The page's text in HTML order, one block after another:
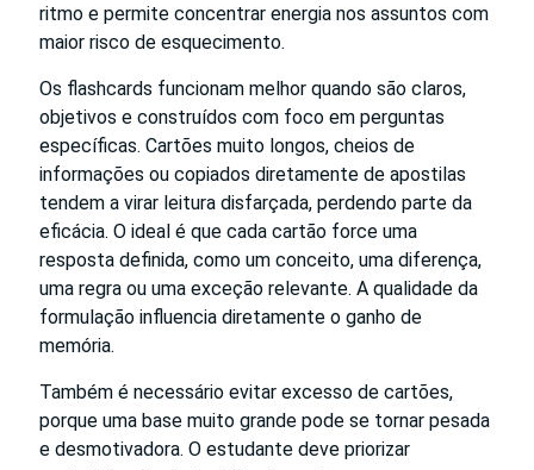
ritmo e permite concentrar energia nos assuntos com
maior risco de esquecimento.
Os flashcards funcionam melhor quando são claros,
objetivos e construídos com foco em perguntas
específicas. Cartões muito longos, cheios de
informações ou copiados diretamente de apostilas
tendem a virar leitura disfarçada, perdendo parte da
eficácia. O ideal é que cada cartão force uma
resposta definida, como um conceito, uma diferença,
uma regra ou uma exceção relevante. A qualidade da
formulação influencia diretamente o ganho de
memória.
Também é necessário evitar excesso de cartões,
porque uma base muito grande pode se tornar pesada
e desmotivadora. O estudante deve priorizar